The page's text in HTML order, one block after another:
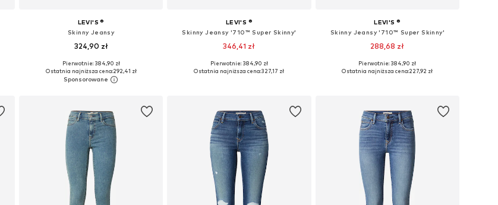
LEVI'S ®
Skinny Jeansy
324,90 zł
+2
Dostępne w różnych rozmiarach
Dodaj do koszyka
Pierwotnie: 384,90 zł
Ostatnia najniższa cena:292,41 zł
LEVI'S ®
Skinny Jeansy '710™ Super Skinny'
346,41 zł
Dostępne w różnych rozmiarach
Pierwotnie: 384,90 zł
Ostatnia najniższa cena:327,17 zł
LEVI'S ®
Skinny Jeansy '710™ Super Skinny'
288,68 zł
+2
Dostępne w różnych rozmiarach
Pierwotnie: 384,90 zł
Ostatnia najniższa cena:227,92 zł